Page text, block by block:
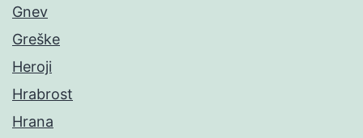
Gnev
Greške
Heroji
Hrabrost
Hrana